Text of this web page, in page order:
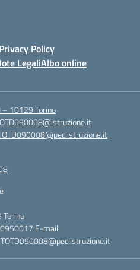
Privacy Policy
LegaliAlbo online
– 10129 Torino
Torino
E-mail: